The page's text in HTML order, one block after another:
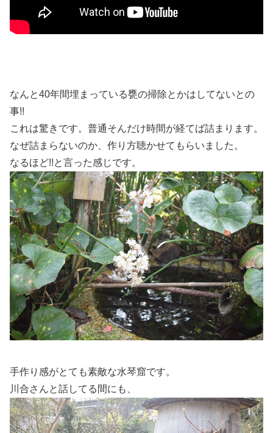
なんと40年間埋まっている甕の掃除とかはしてないとの
事!!
これは驚きです。普通そんだけ時間が経てば詰まります。
なぜ詰まらないのか、作り方聴かせてもらいました。
なるほど!!と言った感じです。
手作り感がとても素敵な水琴窟です。
川合さんと話してる間にも、